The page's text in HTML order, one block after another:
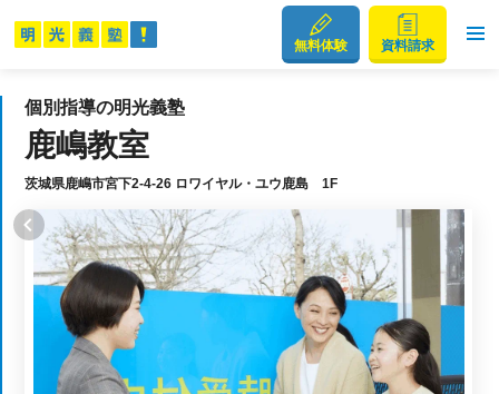
無料体験 資料請求
個別指導の明光義塾
鹿嶋教室
茨城県鹿嶋市宮下2-4-26 ロワイヤル・ユウ鹿島 1F